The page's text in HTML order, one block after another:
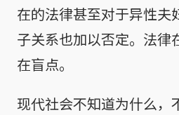
在的法律甚至对于异性夫
子关系也加以否定。法律
在盲点。
现代社会不知道为什么，